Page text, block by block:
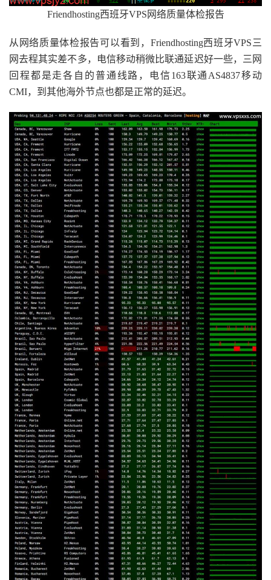
Friendhosting西班牙VPS网络质量体检报告
从网络质量体检报告可以看到，Friendhosting西班牙VPS三
网去程其实差不多，电信移动稍微比联通延迟好一些，三网
回程都是走各自的普通线路，电信163联通AS4837移动
CMI，到其他海外节点也都是正常的延迟。